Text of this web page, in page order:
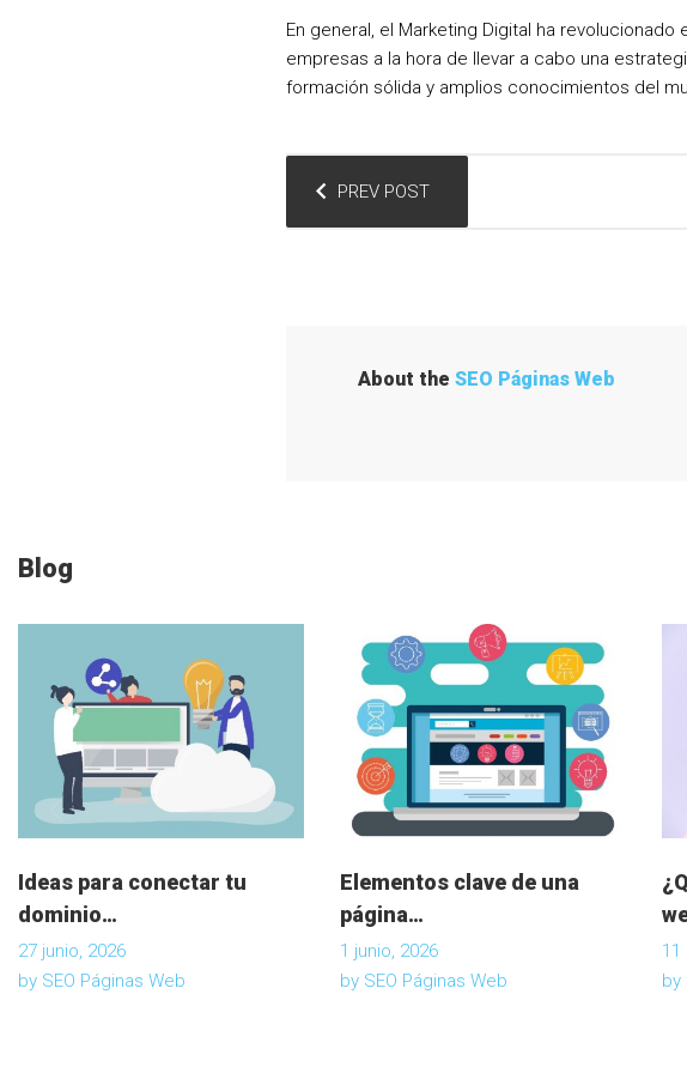
En general, el Marketing Digital ha
empresas a la hora de llevar a cabo una
formación sólida y amplios conocimientos del
N
d
PREV POST
About the SEO Páginas Web
Blog
Ideas para conectar tu
dominio…
27 junio, 2026
by SEO Páginas Web
Elementos clave de una
página…
1 junio, 2026
by SEO Páginas Web
11
by